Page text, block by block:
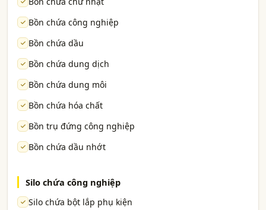
Bồn chứa công nghiệp
Bồn chứa dầu
Bồn chứa dung dịch
Bồn chứa dung môi
Bồn chứa hóa chất
Bồn trụ đứng công nghiệp
Bồn chứa dầu nhớt
Silo chứa công nghiệp
Silo chứa bột lắp phụ kiện